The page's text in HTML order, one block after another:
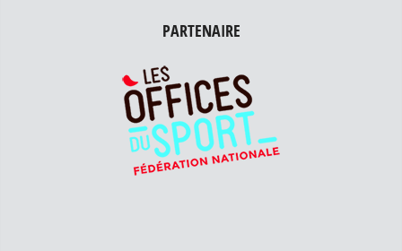
PARTENAIRE